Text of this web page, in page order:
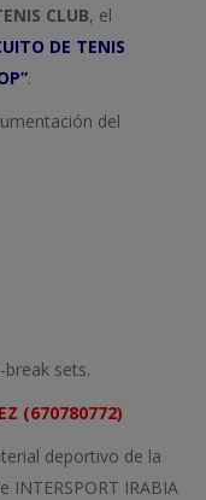
CLUB, el
DE TENIS
.
del
sets.
(670780772)
deportivo de la
IRABIA